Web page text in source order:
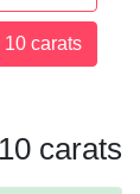
10 carats
carats